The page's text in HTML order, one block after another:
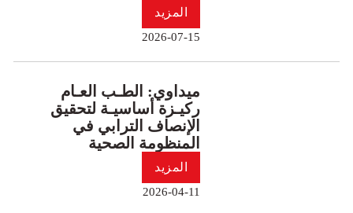
المزيد
2026-07-15
ميداوي: الطـب العـام
ركيـزة أساسيـة لتحقيق
الإنصاف الترابي في
المنظومة الصحية
المزيد
2026-04-11